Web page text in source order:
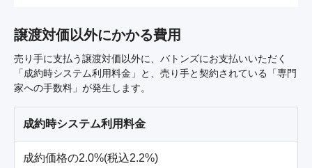
譲渡対価以外にかかる費用
売り手に支払う譲渡対価以外に、バトンズにお支払いいただく
「成約時システム利用料金」と、売り手と契約されている「専門
家への手数料」が発生します。
成約時システム利用料金
成約価格の2.0%(税込2.2%)